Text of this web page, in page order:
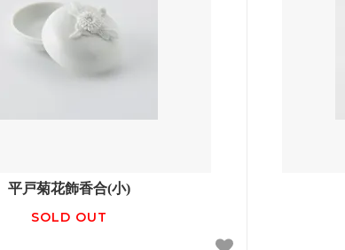
平戸菊花飾香合(小)
SOLD OUT